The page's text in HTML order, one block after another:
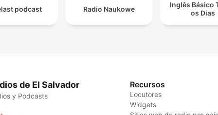
podcast Radio Naukowe
Inglês Básico
os Dias
de El Salvador
y Podcasts
Recursos
Locutores
Widgets